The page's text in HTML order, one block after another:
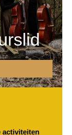
activiteiten